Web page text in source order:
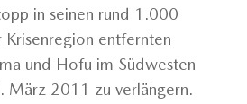
in seinen rund 1.000
entfernten
und Hofu im Südwesten
März 2011 zu verlängern.